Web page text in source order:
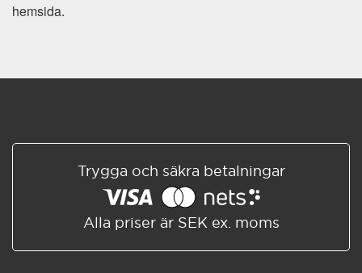
hemsida.
Trygga och säkra betalningar
Alla priser är SEK ex. moms